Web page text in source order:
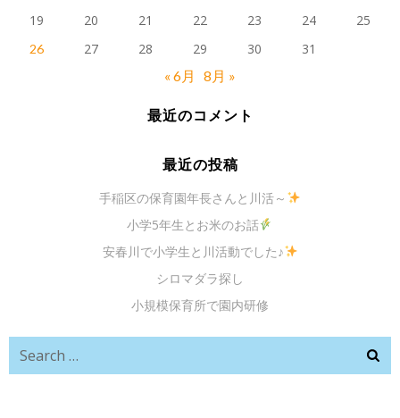
19
20 21 22 23 24 25
26 27 28 29 30
31
« 6月
8月 »
最近のコメント
最近の投稿
手稲区の保育園年長さんと川活～
小学5年生とお米のお話
安春川で小学生と川活動でした♪
シロマダラ探し
小規模保育所で園内研修
Search